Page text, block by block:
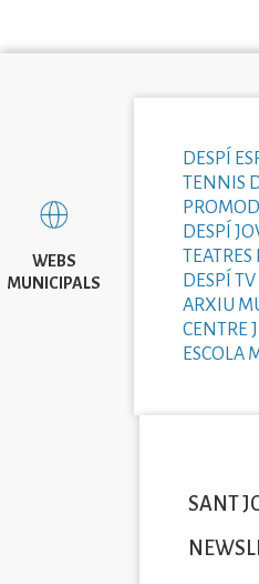
WEBS
MUNICIPALS
DESPÍ
TENNIS
DESPÍ
TEATRES
DESPÍ TV
ARXIU
CENTRE
ESCOLA
SANT